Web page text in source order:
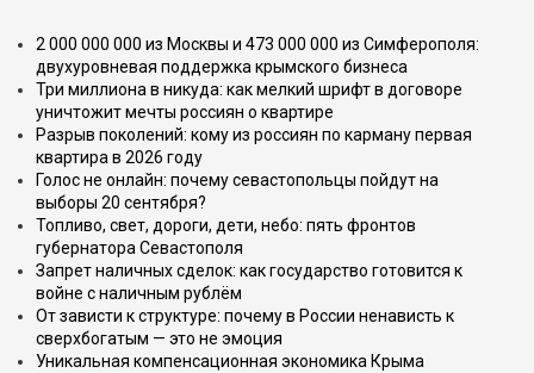
2 000 000 000 из Москвы и 473 000 000 из Симферополя:
двухуровневая поддержка крымского бизнеса
Три миллиона в никуда: как мелкий шрифт в договоре
уничтожит мечты россиян о квартире
Разрыв поколений: кому из россиян по карману первая
квартира в 2026 году
Голос не онлайн: почему севастопольцы пойдут на
выборы 20 сентября?
Топливо, свет, дороги, дети, небо: пять фронтов
губернатора Севастополя
Запрет наличных сделок: как государство готовится к
войне с наличным рублём
От зависти к структуре: почему в России ненависть к
сверхбогатым — это не эмоция
Уникальная компенсационная экономика Крыма